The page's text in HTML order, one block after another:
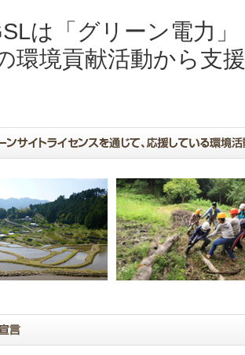
は「グリーン電力
環境貢献活動から支